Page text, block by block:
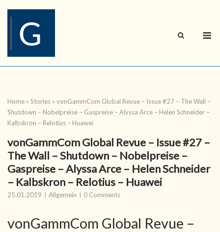
content
Home » Stories » vonGammCom Global Revue – Issue #27 – The Wall –
Shutdown – Nobelpreise – Gaspreise – Alyssa Arce – Helen Schneider –
Kalbskron – Relotius – Huawei
vonGammCom Global Revue – Issue #27 –
The Wall – Shutdown – Nobelpreise –
Gaspreise – Alyssa Arce – Helen Schneider
– Kalbskron – Relotius – Huawei
25.01.2019 Allgemein 0 Comments
vonGammCom Global Revue –